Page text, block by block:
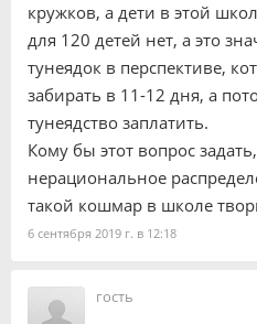
кружков, а дети в этой
для 120 детей нет, а это
тунеядок в перспективе,
забирать в 11-12 дня, а
тунеядство заплатить.
Кому бы этот вопрос
нерациональное
такой кошмар в школе
6 сентября 2019 г. в 12:18
гость